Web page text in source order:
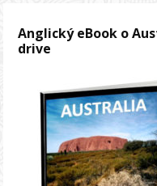
Anglický eBook o
drive